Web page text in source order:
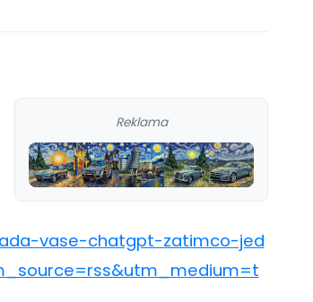
Reklama
vase-chatgpt-zatimco-jed